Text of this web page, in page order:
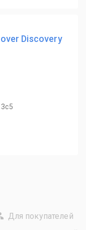
Discovery
Для покупателей